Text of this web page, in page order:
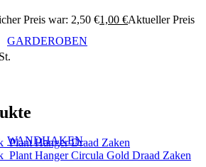
GARDEROBEN
WANDHAKEN
Preis war: 2,50 €1,00 €Aktueller Preis